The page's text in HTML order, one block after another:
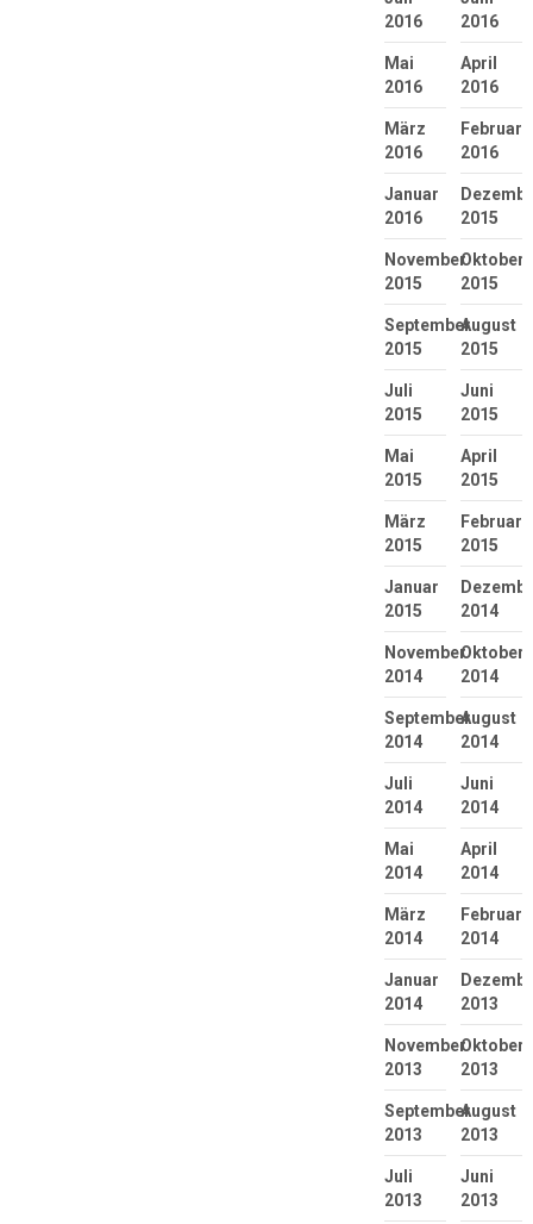
2016
2016
Mai
2016
April
2016
März
2016
Februar
2016
Januar
2016
2015
November
2015
Oktober
2015
September
2015
August
2015
Juli
2015
Juni
2015
Mai
2015
April
2015
März
2015
Februar
2015
Januar
2015
2014
November
2014
Oktober
2014
September
2014
August
2014
Juli
2014
Juni
2014
Mai
2014
April
2014
März
2014
Februar
2014
Januar
2014
2013
November
2013
Oktober
2013
September
2013
August
2013
Juli
2013
Juni
2013